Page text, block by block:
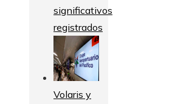
significativos
registrados
Volaris y